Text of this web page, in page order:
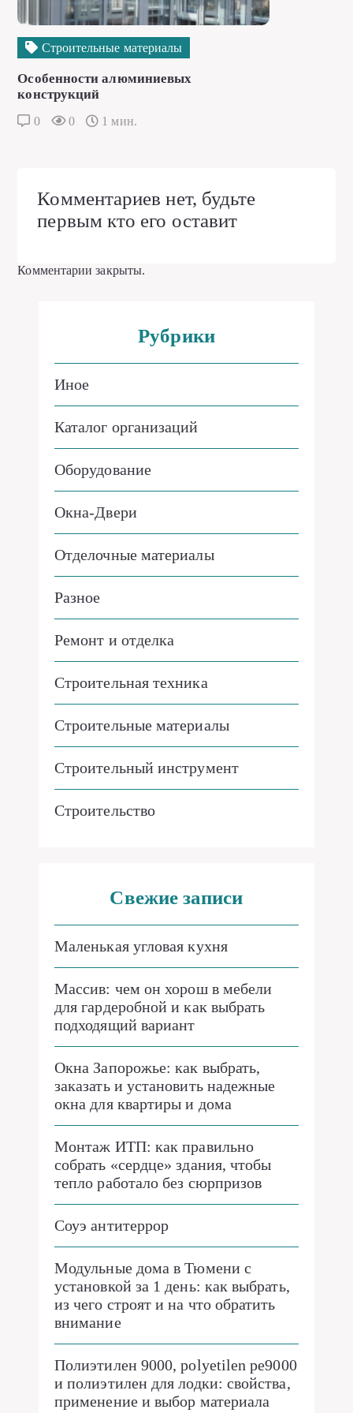
Строительные материалы
Особенности алюминиевых
конструкций
0 0 1 мин.
Комментариев нет, будьте
первым кто его оставит
Комментарии закрыты.
Рубрики
Иное
Каталог организаций
Оборудование
Окна-Двери
Отделочные материалы
Разное
Ремонт и отделка
Строительная техника
Строительные материалы
Строительный инструмент
Строительство
Свежие записи
Маленькая угловая кухня
Массив: чем он хорош в мебели
для гардеробной и как выбрать
подходящий вариант
Окна Запорожье: как выбрать,
заказать и установить надежные
окна для квартиры и дома
Монтаж ИТП: как правильно
собрать «сердце» здания, чтобы
тепло работало без сюрпризов
Соуэ антитеррор
Модульные дома в Тюмени с
установкой за 1 день: как выбрать,
из чего строят и на что обратить
внимание
Полиэтилен 9000, polyetilen pe9000
и полиэтилен для лодки: свойства,
применение и выбор материала